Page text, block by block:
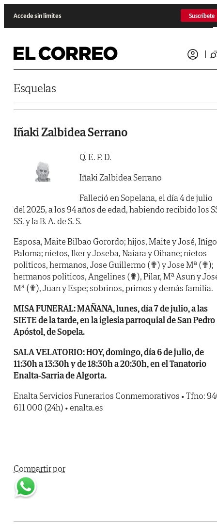
Accede sin límites Suscríbete
Esquelas
Iñaki Zalbidea Serrano
Q. E. P. D.
Iñaki Zalbidea Serrano
Falleció en Sopelana, el día 4 de julio
del 2025, a los 94 años de edad, habiendo recibido los
SS. y la B. A. de S. S.
Esposa, Maite Bilbao Gorordo; hijos, Maite y José,
Paloma; nietos, Iker y Joseba, Naiara y Oihane; nietos
politicos, hermanos, Jose Guillermo (✟) y Jose Mª (✟);
hermanos politicos, Angelines (✟), Pilar, Mª Asun y
Mª (✟), Juan y Espe; sobrinos, primos y demás familia.
MISA FUNERAL: MAÑANA, lunes, día 7 de julio, a las
SIETE de la tarde, en la iglesia parroquial de San Pedro
Apóstol, de Sopela.
SALA VELATORIO: HOY, domingo, día 6 de julio, de
11:30h a 13:30h y de 18:30h a 20:30h, en el Tanatorio
Enalta-Sarria de Algorta.
Enalta Servicios Funerarios Conmemorativos • Tfno:
611 000 (24h) • enalta.es
Compartir por